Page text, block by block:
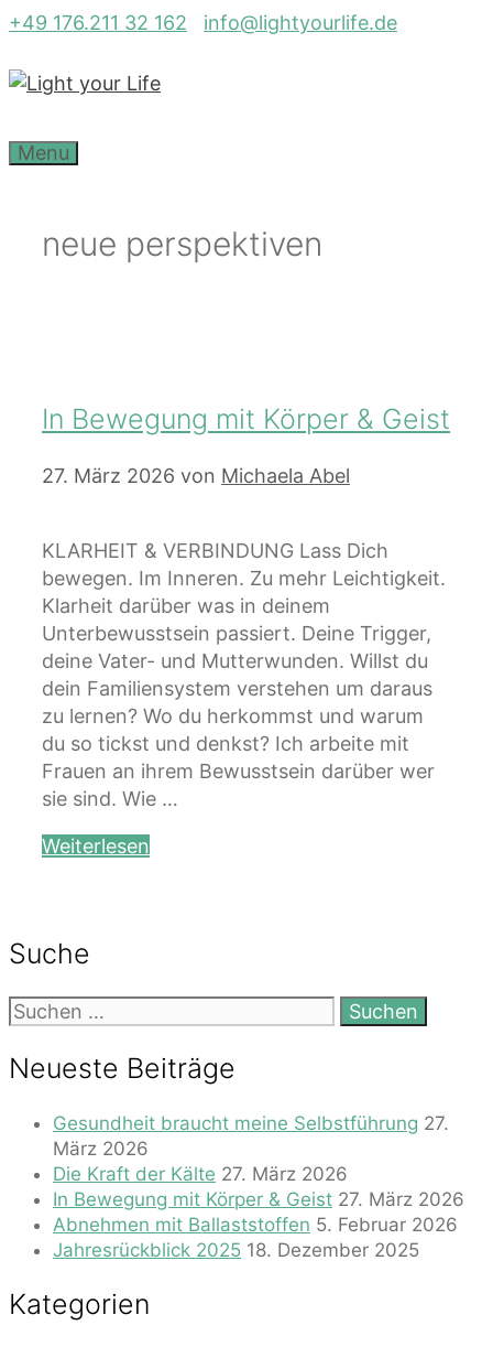
Zum
springen
+49 176.211 32 162 info@lightyourlife.de
Menu
neue perspektiven
In Bewegung mit Körper & Geist
27. März 2026 von Michaela Abel
KLARHEIT & VERBINDUNG Lass Dich
bewegen. Im Inneren. Zu mehr Leichtigkeit.
Klarheit darüber was in deinem
Unterbewusstsein passiert. Deine Trigger,
deine Vater- und Mutterwunden. Willst du
dein Familiensystem verstehen um daraus
zu lernen? Wo du herkommst und warum
du so tickst und denkst? Ich arbeite mit
Frauen an ihrem Bewusstsein darüber wer
sie sind. Wie …
Weiterlesen
Suche
Suchen
nach:
Neueste Beiträge
Gesundheit braucht meine Selbstführung 27.
März 2026
Die Kraft der Kälte 27. März 2026
In Bewegung mit Körper & Geist 27. März 2026
Abnehmen mit Ballaststoffen 5. Februar 2026
Jahresrückblick 2025 18. Dezember 2025
Kategorien